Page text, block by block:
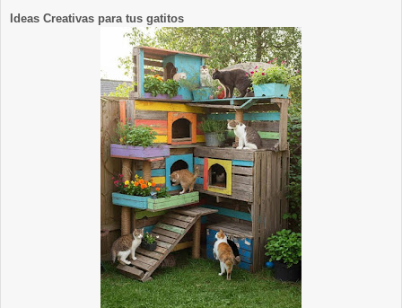
Ideas Creativas para tus gatitos